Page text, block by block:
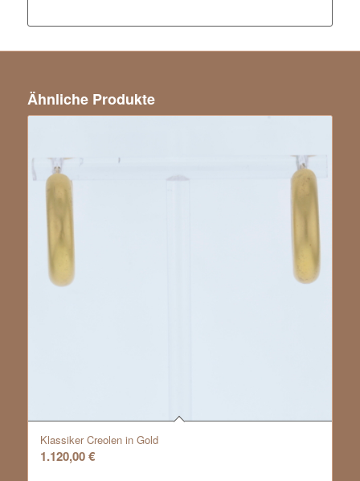
Ähnliche Produkte
Klassiker Creolen in Gold
1.120,00€